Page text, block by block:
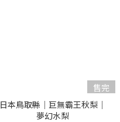
售完
日本鳥取縣｜巨無霸王秋梨｜
夢幻水梨